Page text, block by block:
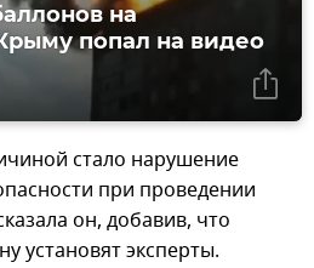
на
попал на видео
стало нарушение
при проведении
он, добавив, что
установят эксперты.